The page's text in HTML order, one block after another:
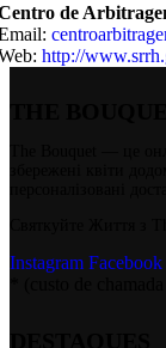
de
http://
Instagram Facebook